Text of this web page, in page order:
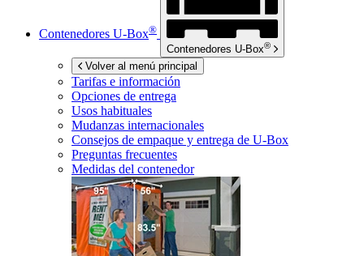
Contenedores U-Box®
Contenedores U-Box®
Volver al menú principal
Tarifas e información
Opciones de entrega
Usos habituales
Mudanzas internacionales
Consejos de empaque y entrega de U-Box
Preguntas frecuentes
Medidas del contenedor